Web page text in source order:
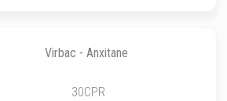
Virbac - Anxitane
30CPR